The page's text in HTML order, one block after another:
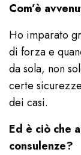
Com’è
Ho imparato
di forza e
da sola, non
certe
dei casi.
Ed è ciò che
consulenze?